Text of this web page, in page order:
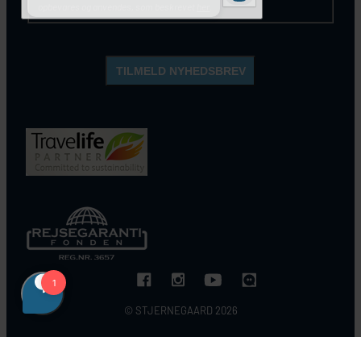
© STJERNEGAARD 2026